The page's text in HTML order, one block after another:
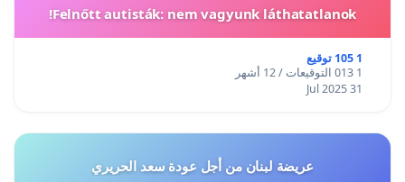
Felnőtt autisták: nem vagyunk láthatatlanok!
1 105 توقيع
1 013 التوقيعات / 12 أشهر
31 Jul 2025
عريضة لبنان من أجل عودة سعد الحريري